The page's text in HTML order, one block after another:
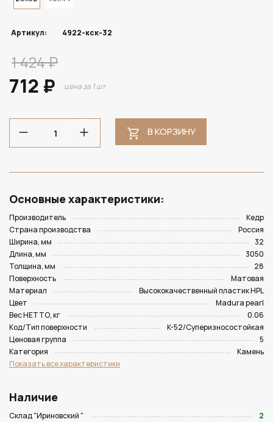
Артикул: 4922-кск-32
1 424 ₽
712 ₽ цена за 1 шт
В КОРЗИНУ
Основные характеристики:
Производитель
Кедр
Страна производства
Россия
Ширина, мм
32
Длина, мм
3050
Толщина, мм
28
Поверхность
Матовая
Материал
Высококачественный пластик HPL
Цвет
Madura pearl
Вес НЕТТО, кг
0.06
Код/Тип поверхности
K-52/Суперизносостойкая
Ценовая группа
5
Категория
Камень
Показать все характеристики
Наличие
Склад "Ириновский "
2